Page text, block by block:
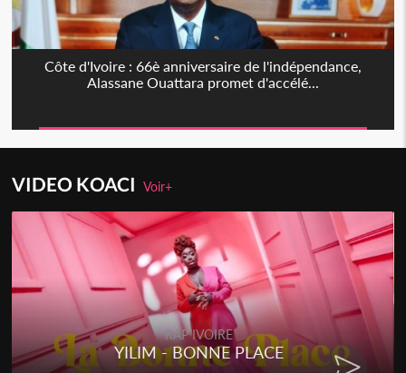
Côte d'Ivoire : 66è anniversaire de l'indépendance,
Alassane Ouattara promet d'accélé...
VIDEO KOACIVoir+
RAP IVOIRE
YILIM - BONNE PLACE